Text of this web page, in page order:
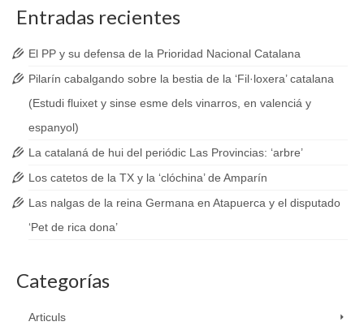
Entradas recientes
El PP y su defensa de la Prioridad Nacional Catalana
Pilarín cabalgando sobre la bestia de la ‘Fil·loxera’ catalana
(Estudi fluixet y sinse esme dels vinarros, en valenciá y
espanyol)
La catalaná de hui del periódic Las Provincias: ‘arbre’
Los catetos de la TX y la ‘clóchina’ de Amparín
Las nalgas de la reina Germana en Atapuerca y el disputado
‘Pet de rica dona’
Categorías
Articuls